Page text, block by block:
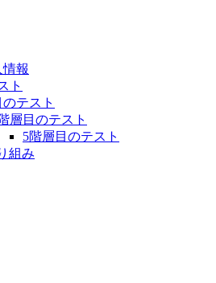
報
ト
テスト
層目のテスト
5階層目のテスト
組み